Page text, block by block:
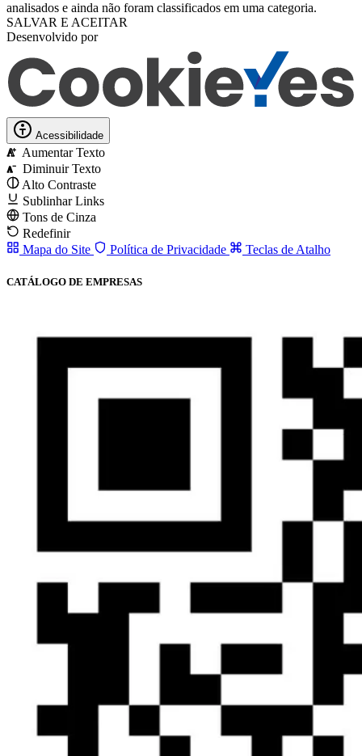
analisados ​​e ainda não foram classificados em uma categoria.
SALVAR E ACEITAR
Desenvolvido por
Acessibilidade
A Aumentar Texto
A
Diminuir Texto
Alto Contraste
Sublinhar Links
Tons de Cinza
Redefinir
Mapa do Site
Política de Privacidade Teclas de Atalho
CATÁLOGO DE EMPRESAS